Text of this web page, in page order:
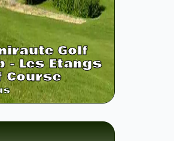
Golf
- Les Etangs
Course